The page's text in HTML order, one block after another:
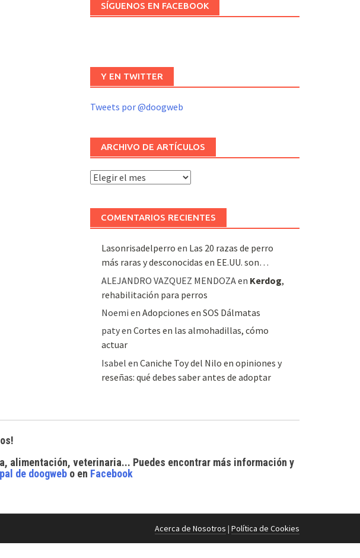
SÍGUENOS EN FACEBOOK
Y EN TWITTER
Tweets por @doogweb
ARCHIVO DE ARTÍCULOS
Archivo
artículos
COMENTARIOS RECIENTES
Lasonrisadelperro en Las 20 razas de perro
más raras y desconocidas en EE.UU. son…
ALEJANDRO VAZQUEZ MENDOZAen Kerdog,
rehabilitación para perros
Noemi en Adopciones en SOS Dálmatas
patyen Cortes en las almohadillas, cómo
actuar
Isabel en Caniche Toy del Nilo en opiniones y
reseñas: qué debes saber antes de adoptar
alimentación, veterinaria... Puedes encontrar más información y
de doogwebo en Facebook
Acerca de Nosotros | Política de Cookies